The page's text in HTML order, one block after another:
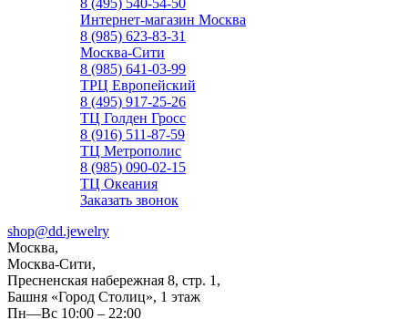
8 (495) 540-54-50
Интернет-магазин Москва
8 (985) 623-83-31
Москва-Сити
8 (985) 641-03-99
ТРЦ Европейский
8 (495) 917-25-26
ТЦ Голден Гросс
8 (916) 511-87-59
ТЦ Метрополис
8 (985) 090-02-15
ТЦ Океания
Заказать звонок
shop@dd.jewelry
Москва,
Москва-Сити,
Пресненская набережная 8, стр. 1,
Башня «Город Столиц», 1 этаж
Пн—Вс 10:00 – 22:00